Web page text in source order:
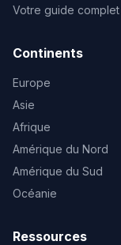
Votre guide
Continents
Europe
Asie
Afrique
Amérique du Nord
Amérique du Sud
Océanie
Ressources